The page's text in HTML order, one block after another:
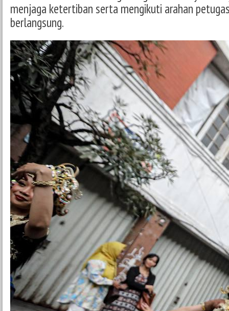
menjaga ketertiban serta mengikuti arahan
berlangsung.